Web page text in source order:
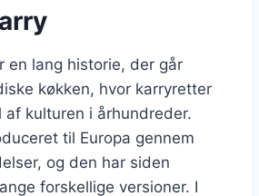
en lang historie, der går
køkken, hvor karryretter
kulturen i århundreder.
til Europa gennem
og den har siden
forskellige versioner. I